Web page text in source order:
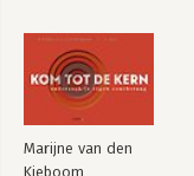
Marijne van den
Kieboom